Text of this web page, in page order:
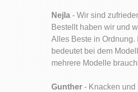
Nejla - Wir sind
Bestellt haben wir und
Alles Beste in
bedeutet bei dem
mehrere Modelle
Gunther - Knacken und